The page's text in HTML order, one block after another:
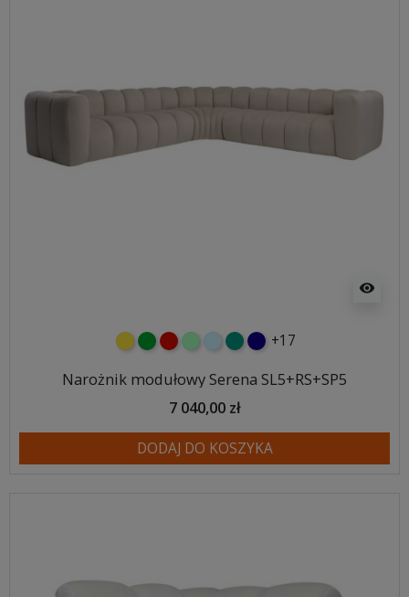
visibility
żółtyzielonyczerwony
miętowybłękitnyturkusowy
granatowy
+17
Narożnik modułowy Serena SL5+RS+SP5
7 040,00 zł
DODAJ DO KOSZYKA